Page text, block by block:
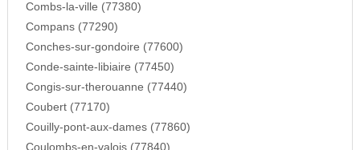
Combs-la-ville (77380)
Compans (77290)
Conches-sur-gondoire (77600)
Conde-sainte-libiaire (77450)
Congis-sur-therouanne (77440)
Coubert (77170)
Couilly-pont-aux-dames (77860)
Coulombs-en-valois (77840)